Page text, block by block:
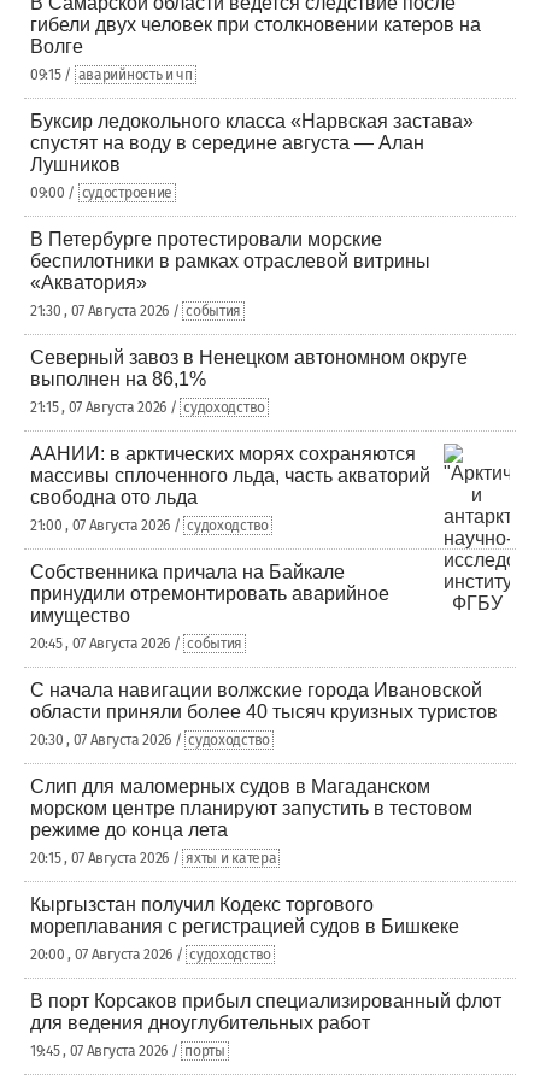
гибели двух человек при столкновении катеров на
Волге
09:15 / аварийность и чп
Буксир ледокольного класса «Нарвская застава»
спустят на воду в середине августа — Алан
Лушников
09:00 / судостроение
В Петербурге протестировали морские
беспилотники в рамках отраслевой витрины
«Акватория»
21:30 , 07 Августа 2026 / события
Северный завоз в Ненецком автономном округе
выполнен на 86,1%
21:15 , 07 Августа 2026 / судоходство
ААНИИ: в арктических морях сохраняются
массивы сплоченного льда, часть акваторий
свободна ото льда
21:00 , 07 Августа 2026 / судоходство
Собственника причала на Байкале
принудили отремонтировать аварийное
имущество
20:45 , 07 Августа 2026 / события
С начала навигации волжские города Ивановской
области приняли более 40 тысяч круизных туристов
20:30 , 07 Августа 2026 / судоходство
Слип для маломерных судов в Магаданском
морском центре планируют запустить в тестовом
режиме до конца лета
20:15 , 07 Августа 2026 / яхты и катера
Кыргызстан получил Кодекс торгового
мореплавания с регистрацией судов в Бишкеке
20:00 , 07 Августа 2026 / судоходство
В порт Корсаков прибыл специализированный флот
для ведения дноуглубительных работ
19:45 , 07 Августа 2026 / порты